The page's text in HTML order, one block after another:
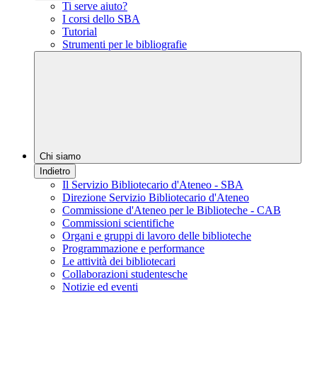
Ti serve aiuto?
I corsi dello SBA
Tutorial
Strumenti per le bibliografie
Chi siamo
Indietro
Il Servizio Bibliotecario d'Ateneo - SBA
Direzione Servizio Bibliotecario d'Ateneo
Commissione d'Ateneo per le Biblioteche - CAB
Commissioni scientifiche
Organi e gruppi di lavoro delle biblioteche
Programmazione e performance
Le attività dei bibliotecari
Collaborazioni studentesche
Notizie ed eventi